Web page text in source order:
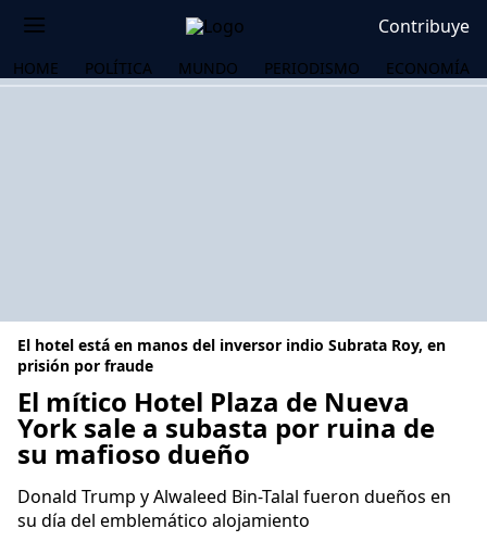
Contribuye
HOME POLÍTICA MUNDO PERIODISMO ECONOMÍA
El hotel está en manos del inversor indio Subrata Roy, en
prisión por fraude
El mítico Hotel Plaza de Nueva
York sale a subasta por ruina de
su mafioso dueño
Donald Trump y Alwaleed Bin-Talal fueron dueños en
su día del emblemático alojamiento